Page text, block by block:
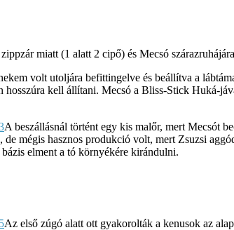
miatt (1 alatt 2 cipő) és Mecsó
volt utoljára befittingelve és beállítva a
kell állítani. Mecsó a Bliss-Stick Huká-
A beszállásnál történt egy kis malőr, mert Mecsót
mégis hasznos produkció volt, mert Zsuzsi
elment a tó környékére kirándulni.
Az első zúgó alatt ott gyakorolták a kenusok az